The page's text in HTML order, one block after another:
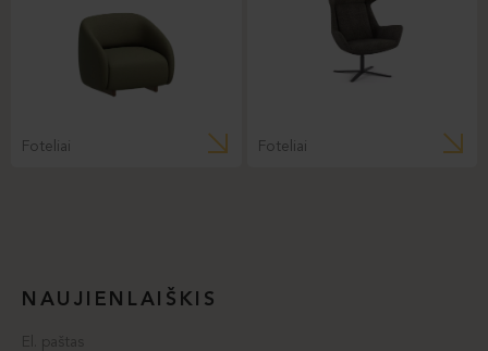
Foteliai Foteliai
NAUJIENLAIŠKIS
El. paštas